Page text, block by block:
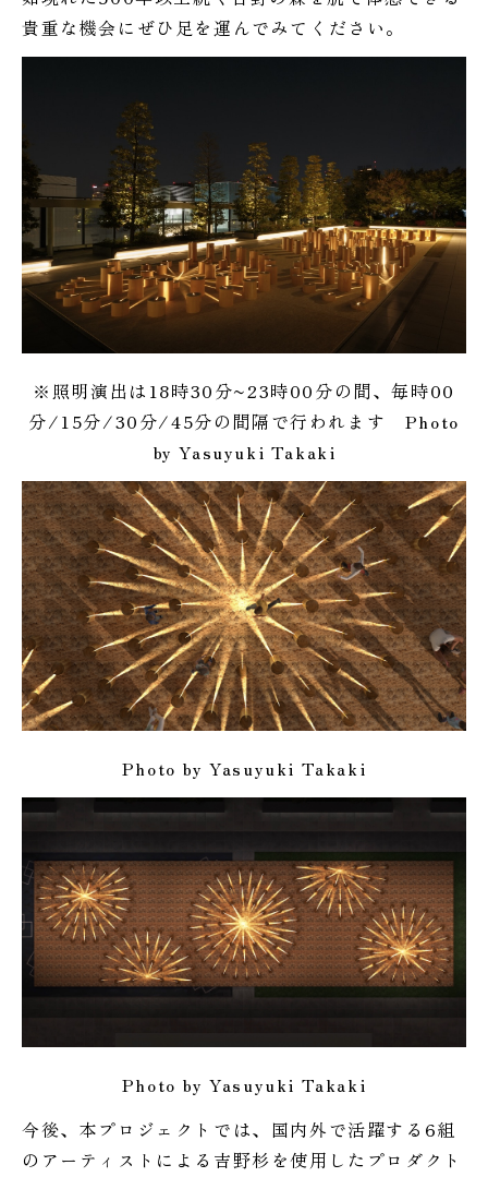
貴重な機会にぜひ足を運んでみてください。
※照明演出は18時30分~23時00分の間、毎時00
分/15分/30分/45分の間隔で行われます Photo
by Yasuyuki Takaki
Photo by Yasuyuki Takaki
Photo by Yasuyuki Takaki
今後、本プロジェクトでは、国内外で活躍する6組
のアーティストによる吉野杉を使用したプロダクト